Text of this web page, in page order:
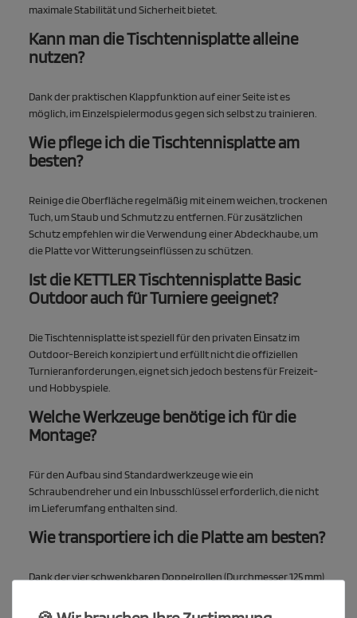
maximale Stabilität und Sicherheit bietet.
Kann man die Tischtennisplatte alleine
nutzen?
Dank der praktischen Klappfunktion auf einer Seite ist es
möglich, im Einzelspielermodus gegen sich selbst zu trainieren.
Wie pflege ich die Tischtennisplatte am
besten?
Reinige die Oberfläche regelmäßig mit einem weichen, trockenen
Tuch, um Staub und Schmutz zu entfernen. Für zusätzlichen
Schutz empfehlen wir die Verwendung einer Abdeckhaube, um
die Platte vor Witterungseinflüssen zu schützen.
Ist die KETTLER Tischtennisplatte Basic
Outdoor auch für Turniere geeignet?
Die Tischtennisplatte ist speziell für den privaten Einsatz im
Outdoor-Bereich konzipiert und erfüllt nicht die offiziellen
Turnieranforderungen, eignet sich jedoch bestens für Freizeit-
und Hobbyspiele.
Welche Werkzeuge benötige ich für die
Montage?
Für den Aufbau sind Standardwerkzeuge wie ein
Schraubendreher und ein Inbusschlüssel erforderlich, die nicht
im Lieferumfang enthalten sind.
Wie transportiere ich die Platte am besten?
Dank der vier schwenkbaren Doppelrollen (Durchmesser 125 mm)
unebenen Böden.